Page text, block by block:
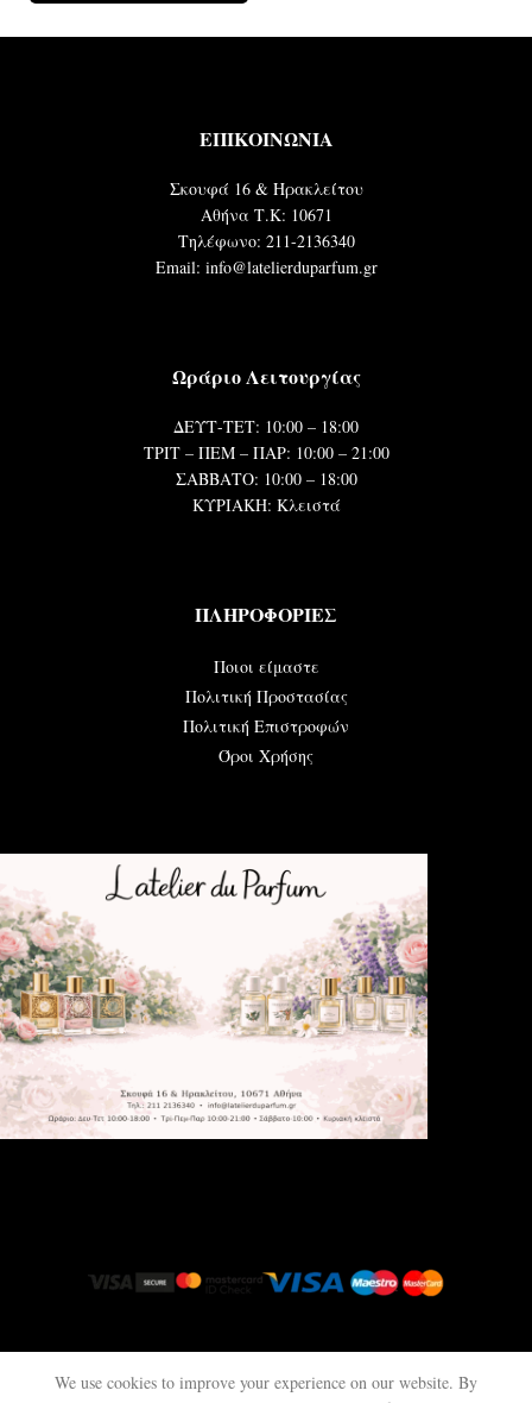
ΕΠΙΚΟΙΝΩΝΙΑ
Σκουφά 16 & Ηρακλείτου
Αθήνα Τ.Κ: 10671
Τηλέφωνο: 211-2136340
Email: info@latelierduparfum.gr
Ωράριο Λειτουργίας
ΔΕΥΤ-ΤΕΤ: 10:00 – 18:00
ΤΡΙΤ – ΠΕΜ – ΠΑΡ: 10:00 – 21:00
ΣΑΒΒΑΤΟ: 10:00 – 18:00
ΚΥΡΙΑΚΗ: Κλειστά
ΠΛΗΡΟΦΟΡΙΕΣ
Ποιοι είμαστε
Πολιτική Προστασίας
Πολιτική Επιστροφών
Όροι Χρήσης
We use cookies to improve your experience on our website. By